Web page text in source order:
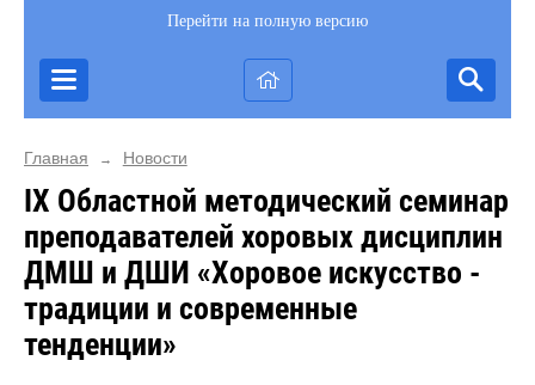
Перейти на полную версию
Главная → Новости
IX Областной методический семинар
преподавателей хоровых дисциплин
ДМШ и ДШИ «Хоровое искусство -
традиции и современные
тенденции»